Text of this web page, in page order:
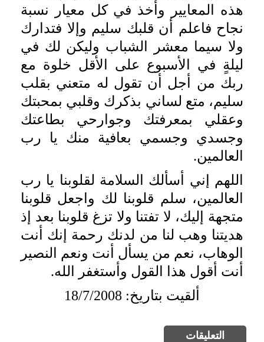
هذه المعايير وأخذ في كل معيار نسبة
نجاح فاعلم أن قلبك سليم وإلا فتدارك
ولا سيما معشر الشباب وليكن لك في
ليلةٍ في الأسبوع على الأقل خلوة مع
ربك من أجل أن تقول له متعني بقلب
سليم، متع لساني بذكرك وقلبي بمحبتك
وعقلي بمعرفتك وجوارحي بطاعتك
وجسدي وجسمي بعافية منك يا رب
العالمين.
اللهم إني أسألك السلامة لقلوبنا يا رب
العالمين، سلم قلوبنا لك واجعل قلوبنا
متجهة إليك، لا تفتنا ولا تزغ قلوبنا بعد إذ
هديتنا وهب لنا من لدنك رحمة إنك أنت
الوهاب، نعم من يسأل أنت ونعم النصير
أنت أقول هذا القول وأستغفر الله.
ألقيت بتاريخ: 18/7/2008
التعليقات